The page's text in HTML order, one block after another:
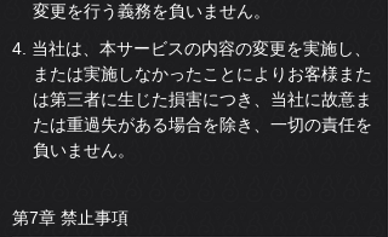
変更を行う義務を負いません。
4. 当社は、本サービスの内容の変更を実施し、
または実施しなかったことによりお客様また
は第三者に生じた損害につき、当社に故意ま
たは重過失がある場合を除き、一切の責任を
負いません。
第7章 禁止事項